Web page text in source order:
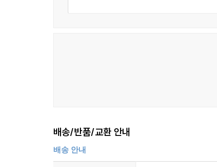
배송/반품/교환 안내
배송 안내